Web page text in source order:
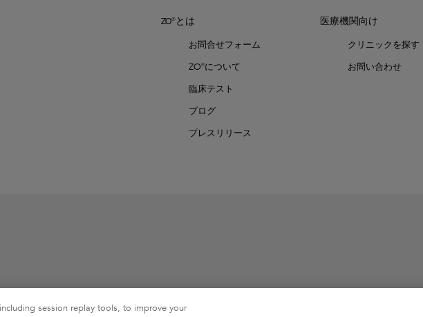
ZO®とは
お問合せフォーム
ZO®について
臨床テスト
ブログ
プレスリリース
医療機関向け
クリニックを探す
お問い合わせ
Inc.の商標です。
session replay tools, to improve your